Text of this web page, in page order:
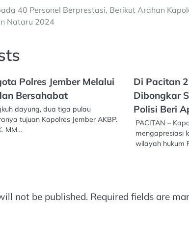
40 Personel Berprestasi, Berikut Arahan
Nataru 2024
Polres Jember Melalui
Bersahabat
dayung, dua tiga pulau
tujuan Kapolres Jember AKBP.
MM…
Di Pacitan
Dibongkar
Polisi Beri
PACITAN –
mengapresiasi
wilayah hukum
not be published. Required fields are